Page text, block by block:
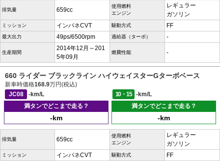
排気量 659cc
使用燃料
エンジン
レギュラー
ガソリン
ミッション インパネCVT 駆動方式 FF
最大出力 49ps/6500rpm 過給器（ターボ） -
生産期間
2014年12月～201
5年09月
燃費性能 -
660 ライダー ブラックライン ハイウェイスターGターボベース
新車時価格168.9万円(税込)
JC08
-km/L 10・15
-km/L
満タンでどこまで走る？
-km
満タンでどこまで走る？
-km
排気量 659cc
使用燃料
エンジン
レギュラー
ガソリン
ミッション インパネCVT 駆動方式 FF